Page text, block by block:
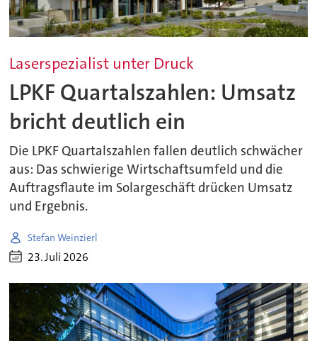
Laserspezialist unter Druck
LPKF Quartalszahlen: Umsatz
bricht deutlich ein
Die LPKF Quartalszahlen fallen deutlich schwächer
aus: Das schwierige Wirtschaftsumfeld und die
Auftragsflaute im Solargeschäft drücken Umsatz
und Ergebnis.
Stefan Weinzierl
23. Juli 2026